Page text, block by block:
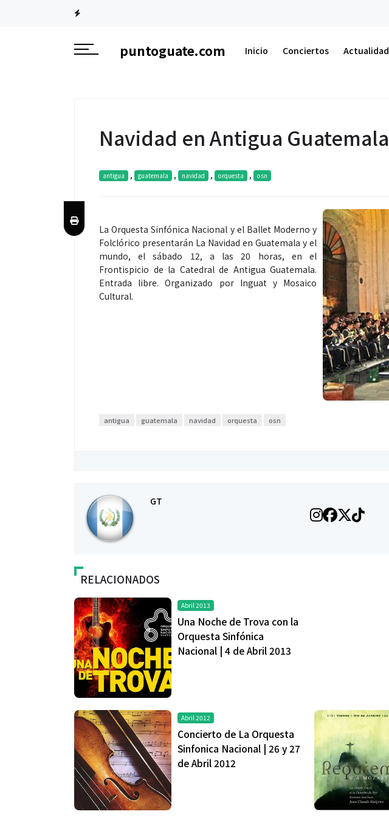
puntoguate.com Inicio Conciertos Actualidad
Navidad en Antigua Guatemala
antigua , guatemala , navidad , orquesta , osn
La Orquesta Sinfónica Nacional y el Ballet Moderno y
Folclórico presentarán La Navidad en Guatemala y el
mundo, el sábado 12, a las 20 horas, en el
Frontispicio de la Catedral de Antigua Guatemala.
Entrada libre. Organizado por Inguat y Mosaico
Cultural.
antigua guatemala navidad orquesta osn
GT
RELACIONADOS
Abril 2013
Una Noche de Trova con la
Orquesta Sinfónica
Nacional | 4 de Abril 2013
Abril 2012
Concierto de La Orquesta
Sinfonica Nacional | 26 y 27
de Abril 2012